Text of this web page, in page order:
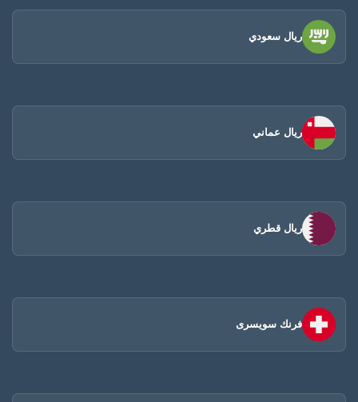
ريال سعودي
ريال عماني
ريال قطري
فرنك سويسرى